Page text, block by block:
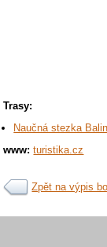
Trasy:
Naučná stezka
www: turistika.cz
Zpět na výpis